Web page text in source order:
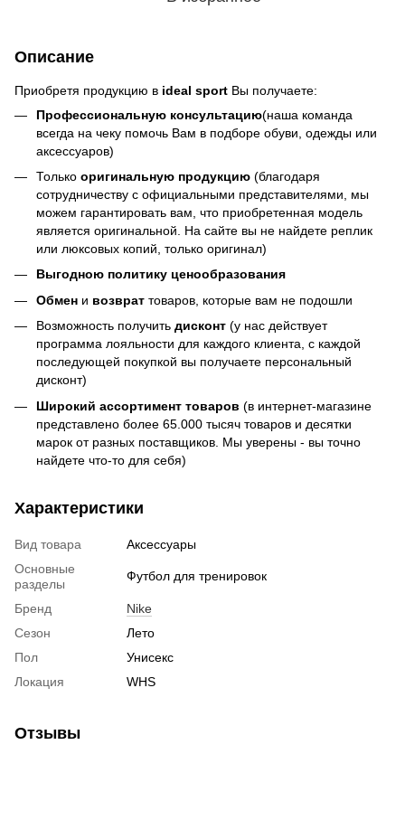
Описание
Приобретя продукцию в ideal sport Вы получаете:
Профессиональную консультацию(наша команда
всегда на чеку помочь Вам в подборе обуви, одежды или
аксессуаров)
Только оригинальную продукцию (благодаря
сотрудничеству с официальными представителями, мы
можем гарантировать вам, что приобретенная модель
является оригинальной. На сайте вы не найдете реплик
или люксовых копий, только оригинал)
Выгодною политику ценообразования
Обмен и возврат товаров, которые вам не подошли
Возможность получить дисконт (у нас действует
программа лояльности для каждого клиента, с каждой
последующей покупкой вы получаете персональный
дисконт)
Широкий ассортимент товаров (в интернет-магазине
представлено более 65.000 тысяч товаров и десятки
марок от разных поставщиков. Мы уверены - вы точно
найдете что-то для себя)
Характеристики
Вид товара
Аксессуары
Основные
разделы
Футбол для тренировок
Бренд
Nike
Сезон
Лето
Пол
Унисекс
Локация
WHS
Отзывы